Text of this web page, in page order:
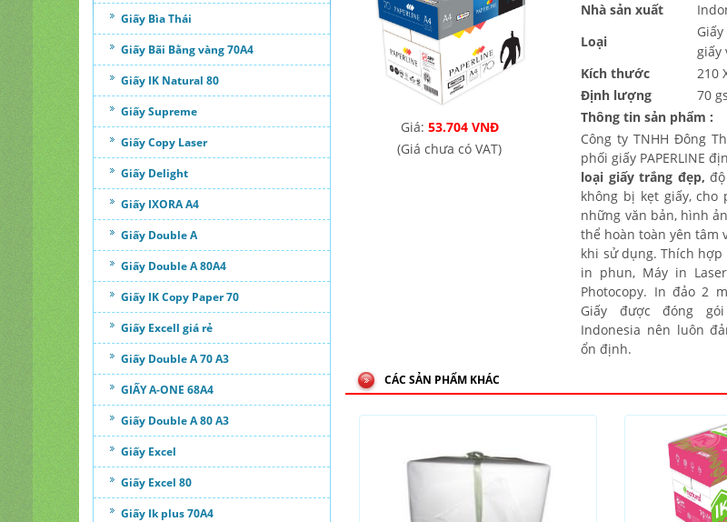
Giấy Bìa Thái
Giấy Bãi Bằng vàng 70A4
Giấy IK Natural 80
Giấy Supreme
Giấy Copy Laser
Giấy Delight
Giấy IXORA A4
Giấy Double A
Giấy Double A 80A4
Giấy IK Copy Paper 70
Giấy Excell giá rẻ
Giấy Double A 70 A3
GIẤY A-ONE 68A4
Giấy Double A 80 A3
Giấy Excel
Giấy Excel 80
Giấy Ik plus 70A4
Giá: 53.704 VNĐ
(Giá chưa có VAT)
Nhà sản xuất
Loại
giấy
Kích thước
210
Định lượng
70
Thông tin sản phẩm :
Công ty TNHH Đông
phối giấy PAPERLINE
loại giấy trắng đẹp,
không bị kẹt giấy, cho
những văn bản, hình
thể hoàn toàn yên tâm
khi sử dụng. Thích
in phun, Máy in
Photocopy. In đảo 2
Giấy được đóng
Indonesia nên luôn
ổn định.
CÁC SẢN PHẨM KHÁC